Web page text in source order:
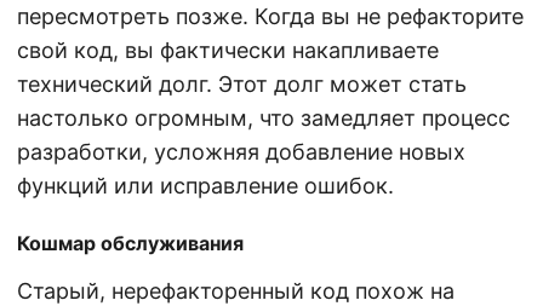
пересмотреть позже. Когда вы не рефакторите
свой код, вы фактически накапливаете
технический долг. Этот долг может стать
настолько огромным, что замедляет процесс
разработки, усложняя добавление новых
функций или исправление ошибок.
Кошмар обслуживания
Старый, нерефакторенный код похож на